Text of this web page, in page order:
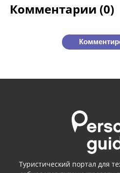
Комментарии (0)
Туристический портал для